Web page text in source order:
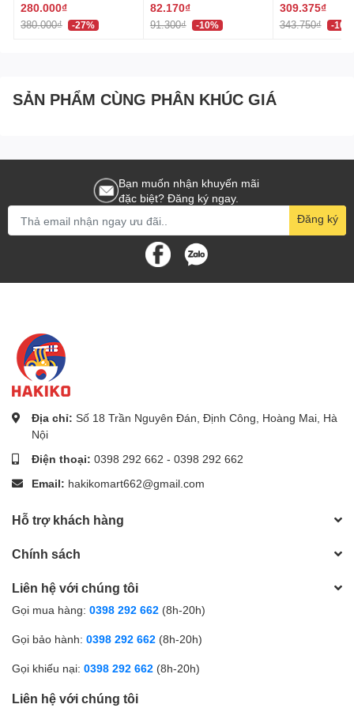
nhu cầu sử dụng.
Chất liệu cao cấp, bền bỉ với thời gian.
Mở khóa an toàn trước khi sử dụng.
Giới thiệu về Hakiko - Nhà phân phối uy tín
Hakiko, nhà phân phối chính thức các sản phẩm chất
lượng từ Nhật Bản, tự hào giới thiệu Dao Gấp Gọn 8 Chức
Năng đến thị trường. Hakiko cam kết cung cấp sản phẩm
tiện ích, chất lượng cao, phù hợp với mọi nhu cầu của
hiện đại trong cuộc sống hàng ngày. Hakiko cam kết mang
đến cho bạn những sản phẩm chất lượng cao, góp phần
nâng cao chất lượng cuộc sống hàng ngày.
320ml 페브리즈 상쾌한
향
280.000₫
380.000₫ -27%
82.170₫
91.300₫ -10%
(60 Viên)
309.375₫
343.750₫ -10%
SẢN PHẨM CÙNG PHÂN KHÚC GIÁ
Bạn muốn nhận khuyến mãi
đặc biệt? Đăng ký ngay.
Đăng ký
Địa chỉ: Số 18 Trần Nguyên Đán, Định Công, Hoàng Mai, Hà
Nội
Điện thoại: 0398 292 662 - 0398 292 662
Email: hakikomart662@gmail.com
Hỗ trợ khách hàng
Chính sách
Liên hệ với chúng tôi
Gọi mua hàng: 0398 292 662 (8h-20h)
Gọi bảo hành: 0398 292 662 (8h-20h)
Gọi khiếu nại: 0398 292 662 (8h-20h)
Liên hệ với chúng tôi